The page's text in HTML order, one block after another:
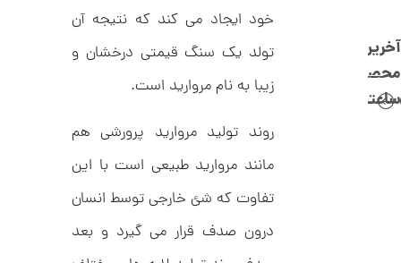
خود ایجاد می کند که نتیجه آن
تولد یک سنگ قیمتی درخشان و
زیبا به نام مروارید است.
روند تولید مروارید پرورشی هم
مانند مروارید طبیعی است با این
تفاوت که شئ خارجی توسط انسان
درون صدف قرار می گیرد و بعد
آخرین
محصولات
ساعتچی